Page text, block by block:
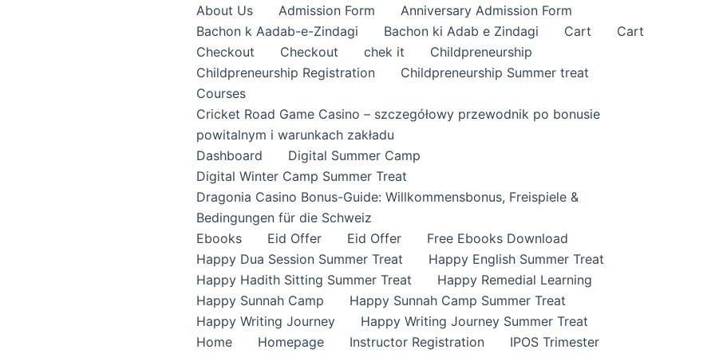
About Us Admission Form
Anniversary Admission Form
Bachon k Aadab-e-Zindagi
Bachon ki Adab e Zindagi Cart
Cart
Checkout
Checkout chek it
Childpreneurship
Childpreneurship Registration
Childpreneurship Summer treat
Courses
Cricket Road Game Casino – szczegółowy przewodnik po bonusie
powitalnym i warunkach zakładu
Dashboard
Digital Summer Camp
Digital Winter Camp Summer Treat
Dragonia Casino Bonus-Guide: Willkommensbonus, Freispiele &
Bedingungen für die Schweiz
Ebooks
Eid Offer Eid Offer
Free Ebooks Download
Happy Dua Session Summer Treat
Happy English Summer Treat
Happy Hadith Sitting Summer Treat
Happy Remedial Learning
Happy Sunnah Camp
Happy Sunnah Camp Summer Treat
Happy Writing Journey
Happy Writing Journey Summer Treat
Home
Homepage Instructor Registration
IPOS Trimester